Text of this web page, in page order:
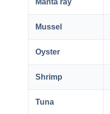
Manta ray
Mussel
Oyster
Shrimp
Tuna